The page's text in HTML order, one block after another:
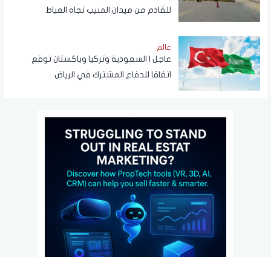
للقادم من ميدان المنيب تجاه العياط
عالم
عاجل | السعودية وتركيا وباكستان توقع
اتفاقا للدفاع المشترك في الرياض